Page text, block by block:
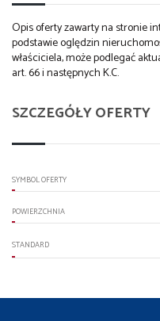
Opis oferty zawarty na stronie
podstawie oględzin
właściciela, może podlegać
art. 66 i następnych K.C.
SZCZEGÓŁY OFERTY
SYMBOL OFERTY
POWIERZCHNIA
STANDARD